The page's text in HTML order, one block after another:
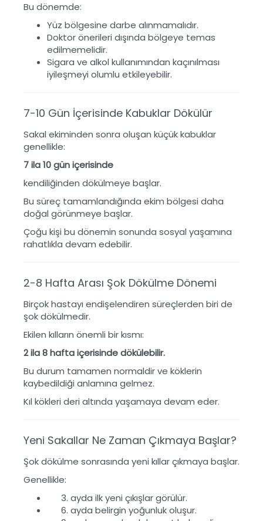
Bu dönemde:
Yüz bölgesine darbe alınmamalıdır.
Doktor önerileri dışında bölgeye temas
edilmemelidir.
Sigara ve alkol kullanımından kaçınılması
iyileşmeyi olumlu etkileyebilir.
7-10 Gün İçerisinde Kabuklar Dökülür
Sakal ekiminden sonra oluşan küçük kabuklar
genellikle:
7 ila 10 gün içerisinde
kendiliğinden dökülmeye başlar.
Bu süreç tamamlandığında ekim bölgesi daha
doğal görünmeye başlar.
Çoğu kişi bu dönemin sonunda sosyal yaşamına
rahatlıkla devam edebilir.
2-8 Hafta Arası Şok Dökülme Dönemi
Birçok hastayı endişelendiren süreçlerden biri de
şok dökülmedir.
Ekilen kılların önemli bir kısmı:
2 ila 8 hafta içerisinde dökülebilir.
Bu durum tamamen normaldir ve köklerin
kaybedildiği anlamına gelmez.
Kıl kökleri deri altında yaşamaya devam eder.
Yeni Sakallar Ne Zaman Çıkmaya Başlar?
Şok dökülme sonrasında yeni kıllar çıkmaya başlar.
Genellikle:
ayda ilk yeni çıkışlar görülür.
ayda belirgin yoğunluk oluşur.